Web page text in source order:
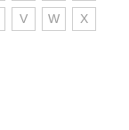
V W X